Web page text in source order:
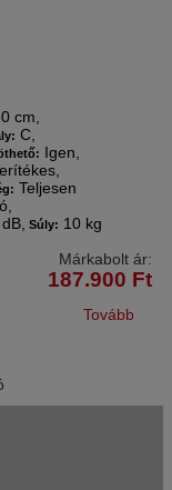
cm,
C,
Igen,
Teljesen
Súly: 10 kg
Márkabolt ár:
187.900 Ft
Tovább